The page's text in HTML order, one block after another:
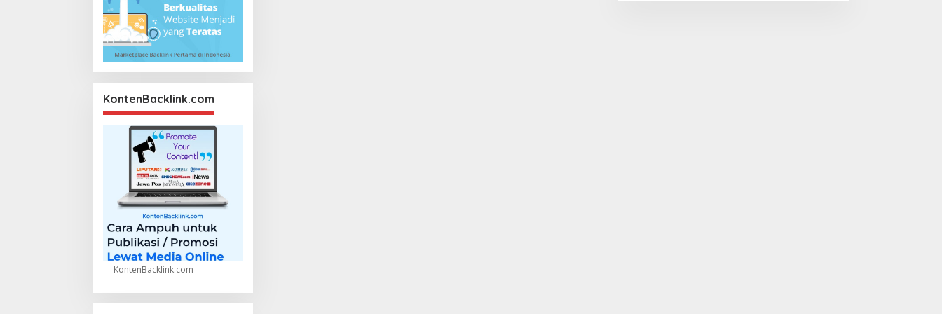
KontenBacklink.com
KontenBacklink.com